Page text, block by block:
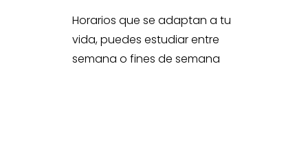
Horarios que se adaptan a tu
vida, puedes estudiar entre
semana o fines de semana